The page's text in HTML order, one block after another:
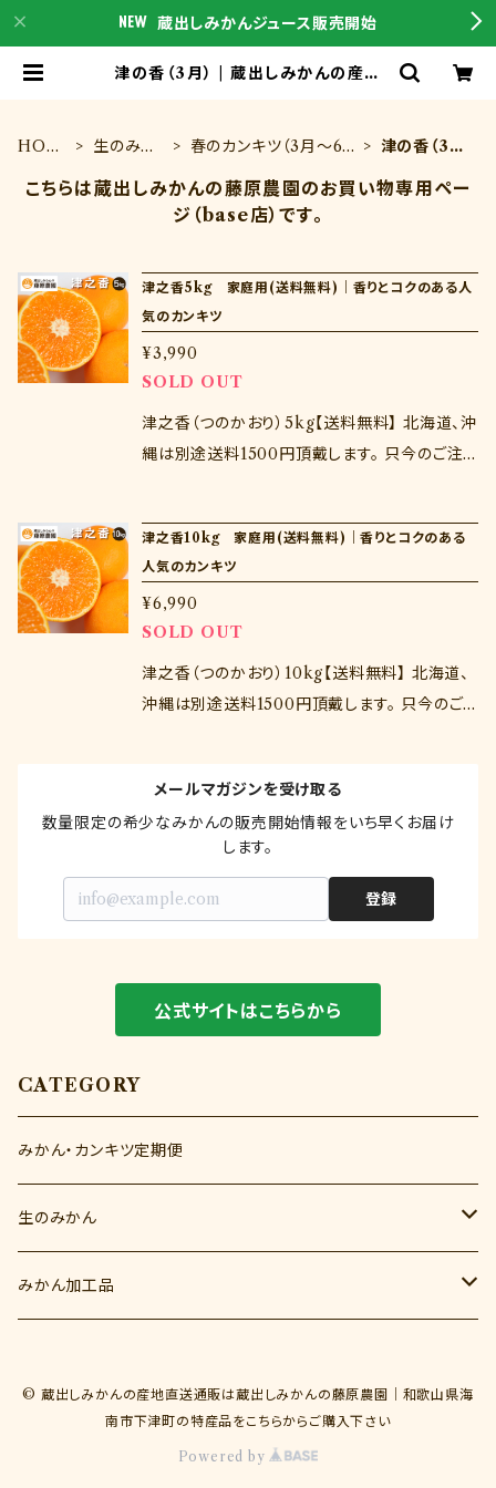
蔵出しみかんジュース販売開始
津の香（3月） | 蔵出しみかんの産地
HOM
生のみか
春のカンキツ（3月～6
津の香（3
こちらは蔵出しみかんの藤原農園のお買い物専用ペー
ジ（base店）です。
津之香5kg 家庭用(送料無料)｜香りとコクのある人
気のカンキツ
¥3,990
SOLD OUT
津之香（つのかおり）5kg【送料無料】 北海道、沖
縄は別途送料1500円頂戴します。 只今のご注
州みかん（興津早生）と清見を交配して育成され
た品種。手で剥ける上に甘味が強く、香り高い、3
月4月に楽しめる温州みかんに近い品種です。
「かんさい情報ネットten.」にてご紹介頂きまし
た！
津之香10kg 家庭用(送料無料)｜香りとコクのある
人気のカンキツ
¥6,990
SOLD OUT
津之香（つのかおり）10kg【送料無料】 北海道、
沖縄は別途送料1500円頂戴します。 只今のご
温州みかん（興津早生）と清見を交配して育成さ
れた品種。手で剥ける上に甘味が強く、香り高
い、3月4月に楽しめる温州みかんに近い品種で
す。 「かんさい情報ネットten.」にてご紹介頂きま
した！
メールマガジンを受け取る
数量限定の希少なみかんの販売開始情報をいち早くお届け
します。
登録
公式サイトはこちらから
CATEGORY
みかん・カンキツ定期便
生のみかん
秋のみかん（9月～10月）
ゆら早生（10月）
とれたてしもつみかん
蔵出しみかん（1月～2月）
みかん加工品
みかんゼリー
© 蔵出しみかんの産地直送通販は蔵出しみかんの藤原農園｜和歌山県海
南市下津町の特産品をこちらからご購入下さい
Powered by